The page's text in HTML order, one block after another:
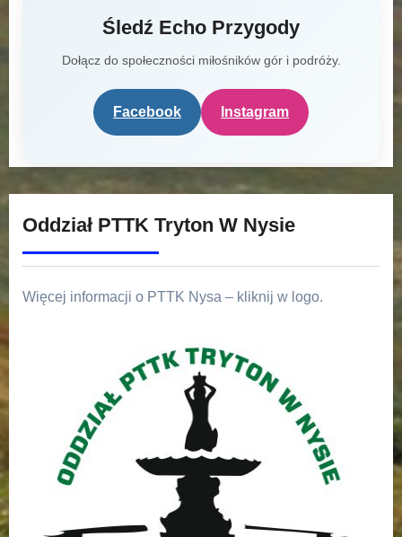
Śledź Echo Przygody
Dołącz do społeczności miłośników gór i podróży.
Facebook Instagram
Oddział PTTK Tryton W Nysie
Więcej informacji o PTTK Nysa – kliknij w logo.